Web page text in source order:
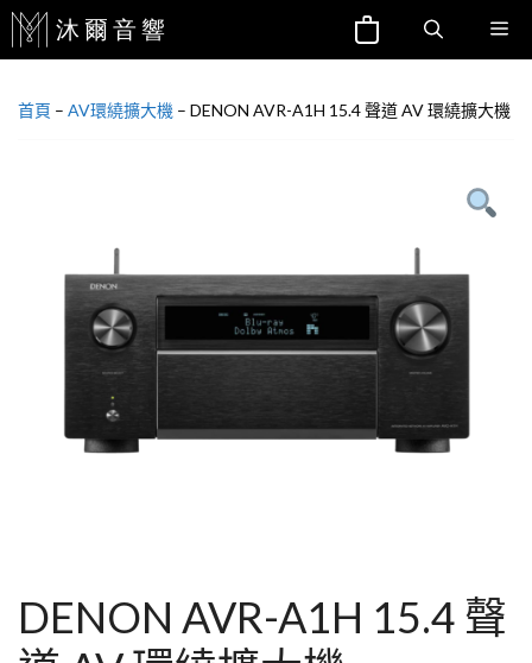
跳
至
首頁 – AV環繞擴大機 – DENON AVR-A1H 15.4 聲道 AV 環繞擴大機
DENON AVR-A1H 15.4 聲